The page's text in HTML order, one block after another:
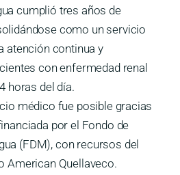
cumplió tres años de
como un servicio
atención continua y
con enfermedad renal
horas del día.
médico fue posible gracias
por el Fondo de
(FDM), con recursos del
American Quellaveco.